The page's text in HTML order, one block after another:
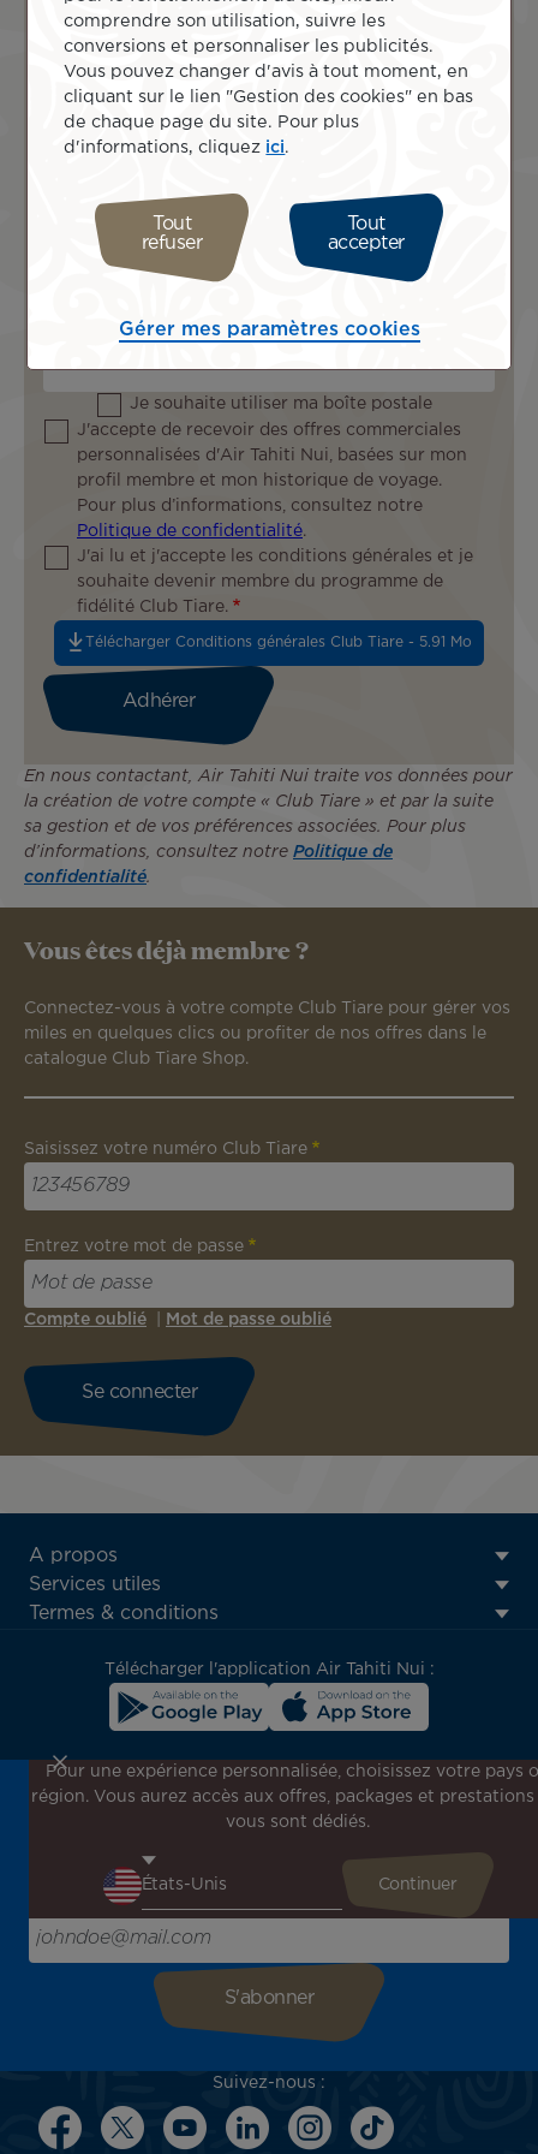
+
4
1
doit contenir au moins 3 types de caractères différents parmi
les suivants : minuscules, majuscules, chiffres ou ponctuation.
Pays
Adresse
Adresse
Code postal
Je souhaite utiliser ma boîte postale
J'accepte de recevoir des offres commerciales
personnalisées d'Air Tahiti Nui, basées sur mon
profil membre et mon historique de voyage.
Pour plus d’informations, consultez notre
Politique de confidentialité.
J'ai lu et j'accepte les conditions générales et je
souhaite devenir membre du programme de
fidélité Club Tiare.
Télécharger Conditions générales Club Tiare - 5.91 Mo
En nous contactant, Air Tahiti Nui traite vos données pour
la création de votre compte « Club Tiare » et par la suite
sa gestion et de vos préférences associées. Pour plus
d’informations, consultez notre Politique de
confidentialité.
Vous êtes déjà membre ?
Connectez-vous à votre compte Club Tiare pour gérer vos
miles en quelques clics ou profiter de nos offres dans le
catalogue Club Tiare Shop.
Saisissez votre numéro Club Tiare
Entrez votre mot de passe
Compte oublié Mot de passe oublié
ATN:
Footer
menu
A propos
Services utiles
Termes & conditions
Télécharger l'application Air Tahiti Nui :
Inscrivez-vous à notre newsletter !
Recevez en avant-première toutes nos offres spéciales et
l'inspiration pour votre prochain voyage !
Saisissez votre adresse e-mail ici
Suivez-nous :
Pour une expérience personnalisée, choisissez votre pays
région. Vous aurez accès aux offres, packages et prestations
vous sont dédiés.
comprendre son utilisation, suivre les
conversions et personnaliser les publicités.
Vous pouvez changer d'avis à tout moment, en
cliquant sur le lien "Gestion des cookies" en bas
de chaque page du site. Pour plus
d'informations, cliquez ici.
Tout
refuser
Tout
accepter
Gérer mes paramètres cookies